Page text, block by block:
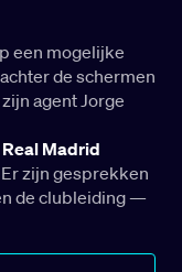
een mogelijke
de schermen
agent Jorge
Madrid
zijn gesprekken
de clubleiding —